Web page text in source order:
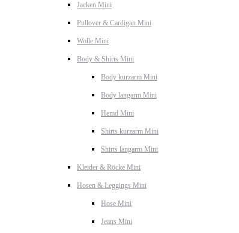
Jacken Mini
Pullover & Cardigan Mini
Wolle Mini
Body & Shirts Mini
Body kurzarm Mini
Body langarm Mini
Hemd Mini
Shirts kurzarm Mini
Shirts langarm Mini
Kleider & Röcke Mini
Hosen & Leggings Mini
Hose Mini
Jeans Mini